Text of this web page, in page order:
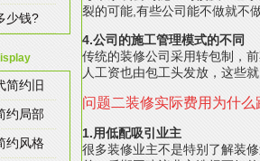
少钱?
简约旧
约局部
约风格
裂的可能,有些公司能不做就不
4.公司的施工管理模式的不同
传统的装修公司采用转包制，
人工资也由包工头发放，这些
问题二装修实际费用为什
1.用低配吸引业主
很多装修业主不是特别了解装